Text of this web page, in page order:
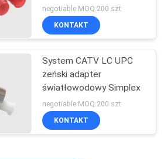
mediów
Steel FC do LC
negotiable MOQ:200 szt
KONTAKT
System CATV LC UPC
żeński adapter
światłowodowy Simplex
negotiable MOQ:200 szt
KONTAKT